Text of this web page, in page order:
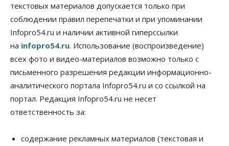
текстовых материалов допускается только при
соблюдении правил перепечатки и при упоминании
Infopro54.ru и наличии активной гиперссылки
на infopro54.ru. Использование (воспроизведение)
всех фото и видео-материалов возможно только с
письменного разрешения редакции информационно-
аналитического портала Infopro54.ru и со ссылкой на
портал. Редакция Infopro54.ru не несет
ответственность за:
содержание рекламных материалов (текстовая и